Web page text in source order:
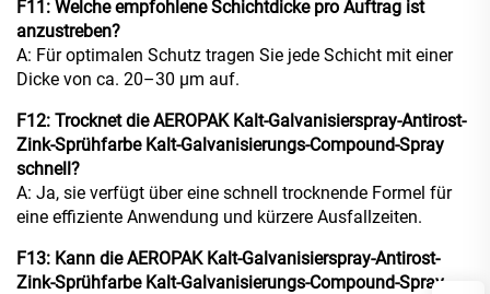
F11: Welche empfohlene Schichtdicke pro Auftrag ist
anzustreben?
A: Für optimalen Schutz tragen Sie jede Schicht mit einer
Dicke von ca. 20–30 μm auf.
F12: Trocknet die AEROPAK Kalt-Galvanisierspray-Antirost-
Zink-Sprühfarbe Kalt-Galvanisierungs-Compound-Spray
schnell?
A: Ja, sie verfügt über eine schnell trocknende Formel für
eine effiziente Anwendung und kürzere Ausfallzeiten.
F13: Kann die AEROPAK Kalt-Galvanisierspray-Antirost-
Zink-Sprühfarbe Kalt-Galvanisierungs-Compound-Spray